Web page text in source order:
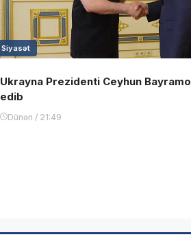
Siyasət
Ukrayna Prezidenti Ceyhun
edib
Dünən / 21:49